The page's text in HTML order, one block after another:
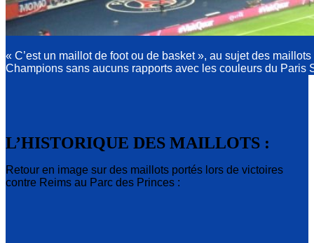
« C’est un maillot de foot ou de basket », au sujet des
Champions sans aucuns rapports avec les couleurs du Paris
L’HISTORIQUE DES MAILLOTS :
Retour en image sur des maillots portés lors de victoires
contre Reims au Parc des Princes :